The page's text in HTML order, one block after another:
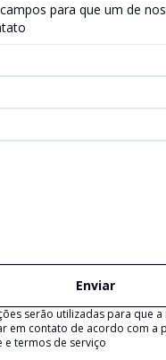
para que um de
Enviar
serão utilizadas para que a
em contato de acordo com a
e termos de serviço